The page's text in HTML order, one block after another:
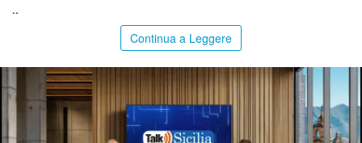
..
Continua a Leggere